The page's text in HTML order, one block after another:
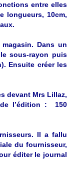
entre elles
longueurs, 10cm,
Dans un
sous-rayon puis
Ensuite créer les
devant Mrs Lillaz,
de l’édition : 150
Il a fallu
du fournisseur,
éditer le journal